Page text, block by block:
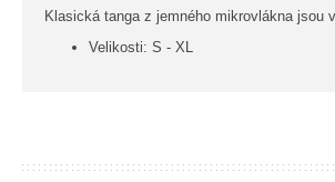
Klasická tanga z jemného mikrovlákna jsou
Velikosti: S - XL